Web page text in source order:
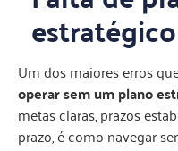
estratégico
Um dos maiores erros
operar sem um plano
metas claras, prazos
prazo, é como navegar